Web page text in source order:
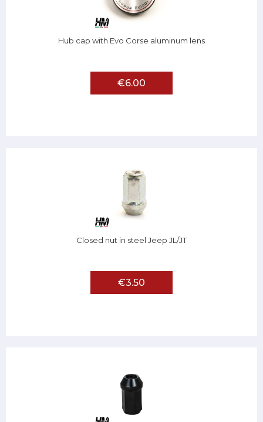
Hub cap with Evo Corse aluminum lens
€6.00
Closed nut in steel Jeep JL/JT
€3.50